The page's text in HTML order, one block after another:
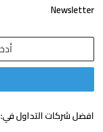
Newsletter
افضل شركات التداول في: